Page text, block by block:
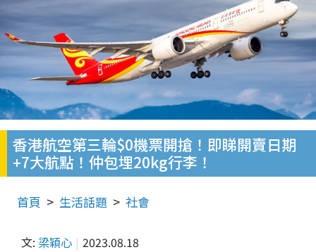
香港航空第三輪$0機票開搶！即睇開賣日期
+7大航點！仲包埋20kg行李！
首頁 生活話題 社會
文: 梁穎心 2023.08.18